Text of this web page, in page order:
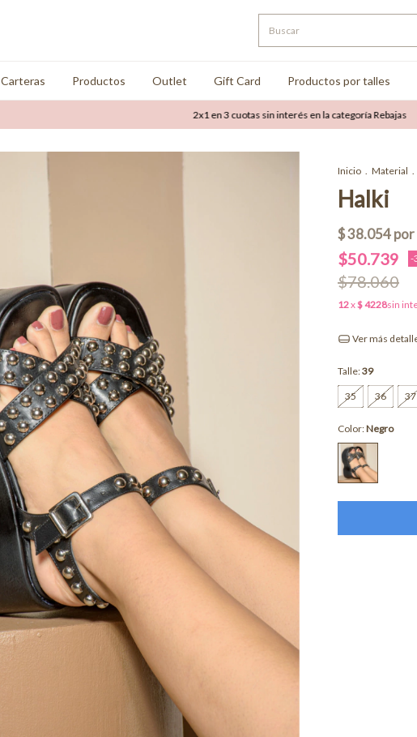
Carteras Productos Outlet Gift Card Productos por talles
2x1 en 3 cuotas sin interés en la categoría Rebajas
Inicio . Material .
Halki
$50.739 -
$78.060
Ver más
Talle:39
35 36 37
Color:Negro